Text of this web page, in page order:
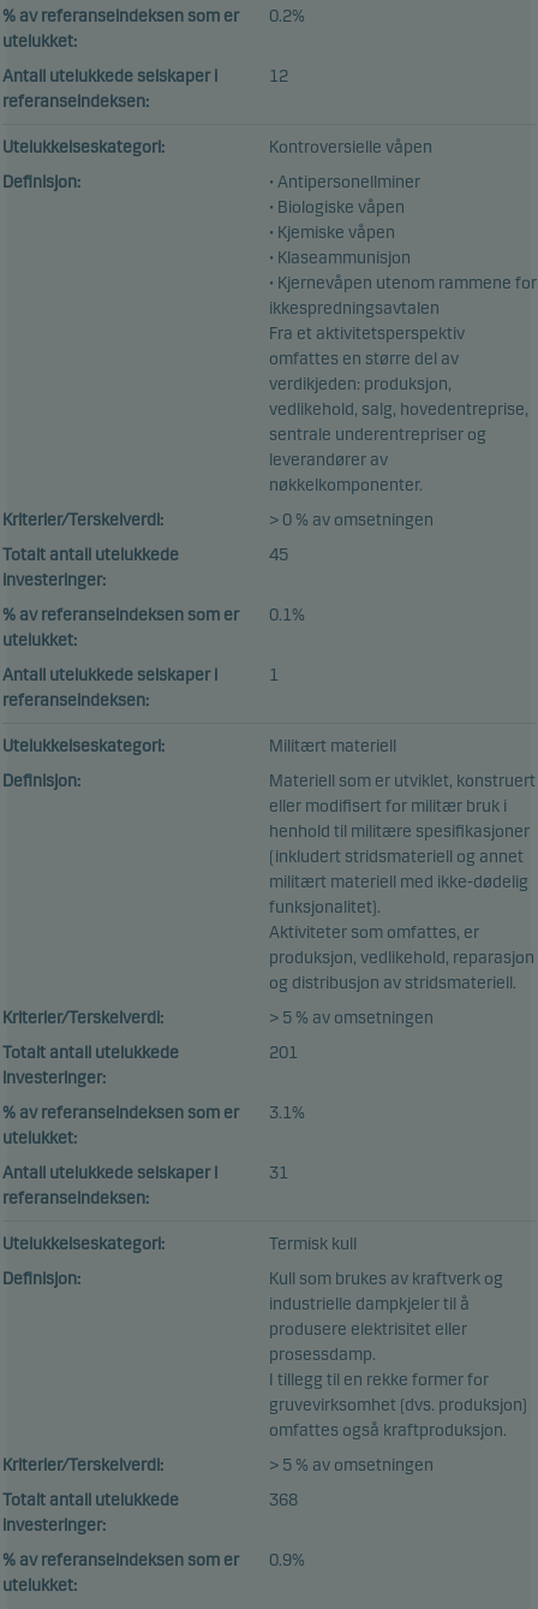
% av referanseindeksen som er
utelukket:
0.2%
Antall utelukkede selskaper i
referanseindeksen:
12
Utelukkelseskategori:
Kontroversielle våpen
Definisjon:
• Antipersonellminer
• Biologiske våpen
• Kjemiske våpen
• Klaseammunisjon
• Kjernevåpen utenom rammene for
ikkespredningsavtalen
Fra et aktivitetsperspektiv
omfattes en større del av
verdikjeden: produksjon,
vedlikehold, salg, hovedentreprise,
sentrale underentrepriser og
leverandører av
nøkkelkomponenter.
Kriterier/Terskelverdi:
> 0 % av omsetningen
Totalt antall utelukkede
investeringer:
45
% av referanseindeksen som er
utelukket:
0.1%
Antall utelukkede selskaper i
referanseindeksen:
1
Utelukkelseskategori:
Militært materiell
Definisjon:
Materiell som er utviklet, konstruert
eller modifisert for militær bruk i
henhold til militære spesifikasjoner
(inkludert stridsmateriell og annet
militært materiell med ikke-dødelig
funksjonalitet).
Aktiviteter som omfattes, er
produksjon, vedlikehold, reparasjon
og distribusjon av stridsmateriell.
Kriterier/Terskelverdi:
> 5 % av omsetningen
Totalt antall utelukkede
investeringer:
201
% av referanseindeksen som er
utelukket:
3.1%
Antall utelukkede selskaper i
referanseindeksen:
31
Utelukkelseskategori:
Termisk kull
Definisjon:
Kull som brukes av kraftverk og
industrielle dampkjeler til å
produsere elektrisitet eller
prosessdamp.
I tillegg til en rekke former for
gruvevirksomhet (dvs. produksjon)
omfattes også kraftproduksjon.
Kriterier/Terskelverdi:
> 5 % av omsetningen
Totalt antall utelukkede
investeringer:
368
% av referanseindeksen som er
utelukket:
0.9%